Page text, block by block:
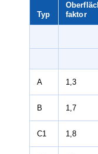
Typ
faktor
A 1,3
B 1,7
C1 1,8